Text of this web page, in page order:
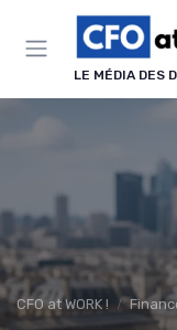
LE MÉDIA DES
CFO at WORK !
Panneau de gestion